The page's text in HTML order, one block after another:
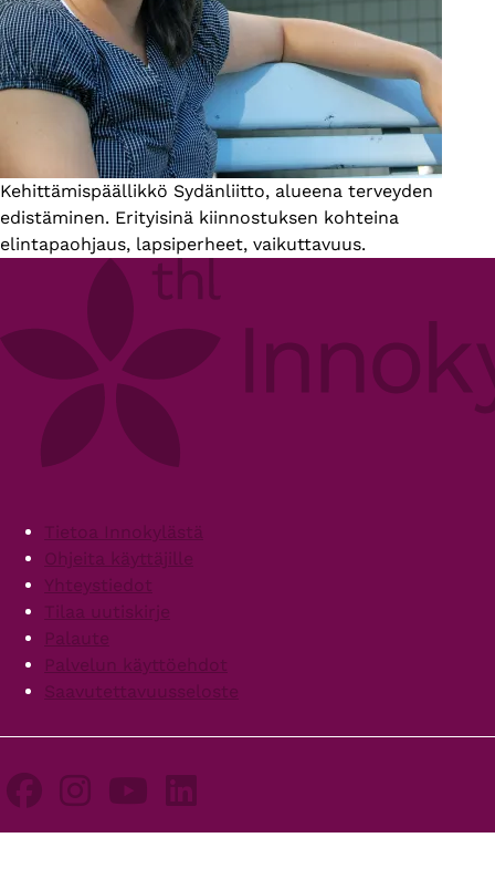
Esittelyteksti
Kehittämispäällikkö Sydänliitto, alueena terveyden
edistäminen. Erityisinä kiinnostuksen kohteina
elintapaohjaus, lapsiperheet, vaikuttavuus.
FooterTietoa Innokylästä
Ohjeita käyttäjille
Yhteystiedot
Tilaa uutiskirje
Palaute
Palvelun käyttöehdot
Saavutettavuusseloste